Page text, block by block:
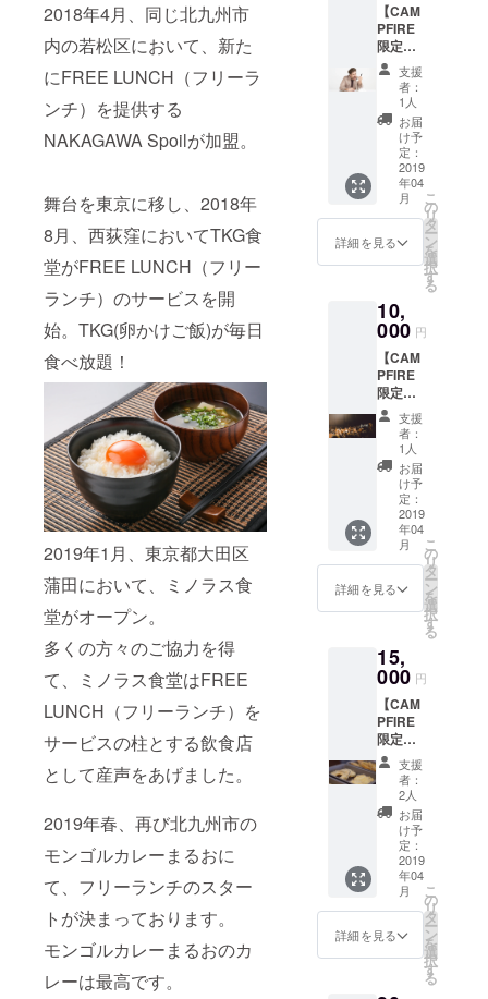
2018年4月、同じ北九州市
内の若松区において、新た
にFREE LUNCH（フリーラ
ンチ）を提供する
NAKAGAWA Spoilが加盟。
舞台を東京に移し、2018年
8月、西荻窪においてTKG食
堂がFREE LUNCH（フリー
ランチ）のサービスを開
始。TKG(卵かけご飯)が毎日
食べ放題！
2019年1月、東京都大田区
蒲田において、ミノラス食
堂がオープン。
多くの方々のご協力を得
て、ミノラス食堂はFREE
LUNCH（フリーランチ）を
サービスの柱とする飲食店
として産声をあげました。
2019年春、再び北九州市の
モンゴルカレーまるおに
て、フリーランチのスター
トが決まっております。
モンゴルカレーまるおのカ
レーは最高です。
【CAM
PFIRE
限定】
・FREE
LUNCH
(フリー
ランチ)
に1年間
入会で
きる権
社の経
営に口
出しで
きる権
利をプ
ト、専
用
フォー
ラムへ
のご招
待 ※本
文中リ
ターン
につい
ての項
目を参
支援
者：
1人
お届
け予
定：
2019
年04
月
詳細を見る
こ
の
リ
タ
ー
ン
を
選
択
す
る
10,
000 円
【CAM
PFIRE
限定】
・FREE
LUNCH
(フリー
ランチ)
に1年間
入会で
きる権
社の経
営に口
出しで
きる権
利をプ
ト、専
用
フォー
ラムへ
のご招
待 ・弊
社の伝
説的な
年次総
会に毎
年ご招
文中リ
ターン
につい
ての項
目を参
支援
者：
1人
お届
け予
定：
2019
年04
月
詳細を見る
こ
の
リ
タ
ー
ン
を
選
択
す
る
15,
000 円
【CAM
PFIRE
限定】
・FREE
LUNCH
(フリー
ランチ)
に1年間
入会で
きる権
社の経
営に口
出しで
きる権
利をプ
支援
者：
2人
お届
け予
定：
2019
年04
月
詳細を見る
こ
の
リ
タ
ー
ン
を
選
択
す
る